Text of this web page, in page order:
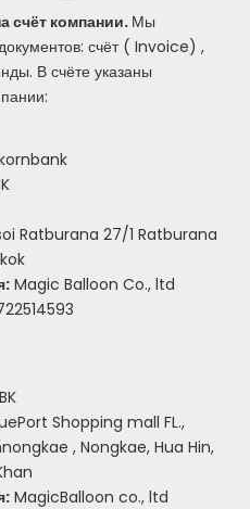
счёт компании. Мы
счёт ( Invoice) ,
В счёте указаны
Ratburana 27/1 Ratburana
Magic Balloon Co., ltd
Shopping mall FL.,
, Nongkae, Hua Hin,
MagicBalloon co., ltd